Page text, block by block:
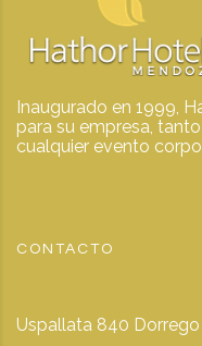
Inaugurado en 1999,
para su empresa,
cualquier evento
CONTACTO
Uspallata 840 Dorrego